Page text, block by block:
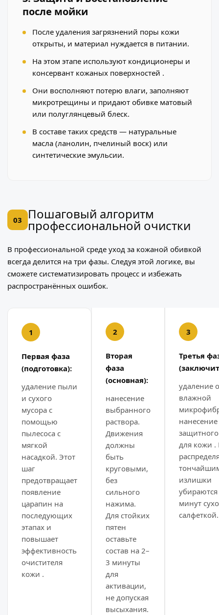
после мойки
После удаления загрязнений поры кожи
открыты, и материал нуждается в питании.
На этом этапе используют кондиционеры и
консервант кожаных поверхностей .
Они восполняют потерю влаги, заполняют
микротрещины и придают обивке матовый
или полуглянцевый блеск.
В составе таких средств — натуральные
масла (ланолин, пчелиный воск) или
синтетические эмульсии.
03 Пошаговый алгоритм
профессиональной очистки
В профессиональной среде уход за кожаной обивкой
всегда делится на три фазы. Следуя этой логике, вы
сможете систематизировать процесс и избежать
распространённых ошибок.
Первая фаза
(подготовка):
удаление пыли
и сухого
мусора с
помощью
пылесоса с
мягкой
насадкой. Этот
шаг
предотвращает
появление
царапин на
последующих
этапах и
повышает
эффективность
очистителя
кожи .
Вторая
фаза
(основная):
нанесение
выбранного
раствора.
Движения
должны
быть
круговыми,
без
сильного
нажима.
Для стойких
пятен
оставьте
состав на 2–
3 минуты
для
активации,
не допуская
высыхания.
Третья
удаление
влажной
нанесение
для кожи .
излишки
минут
салфеткой.